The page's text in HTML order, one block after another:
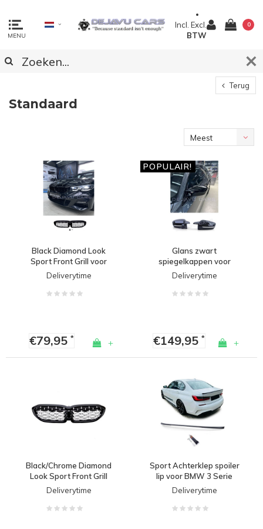
MENU
Incl. Excl.
BTW
0
Terug
Standaard
Meest
Black Diamond Look
Sport Front Grill voor
BMW 3 Serie G20 / G21
Deliverytime
€79,95* +
POPULAIR!
Glans zwart
spiegelkappen voor
BMW 3 Serie G20 G21 /
5 Serie G30 G31
Deliverytime
€149,95* +
Black/Chrome Diamond
Look Sport Front Grill
voor BMW 3 Serie G20 /
G21
Deliverytime
Sport Achterklep spoiler
lip voor BMW 3 Serie
G20 / M Performance
Deliverytime